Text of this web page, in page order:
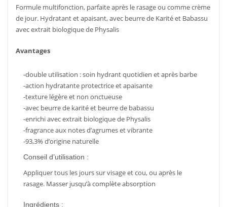
Formule multifonction, parfaite après le rasage ou comme crème
de jour. Hydratant et apaisant, avec beurre de Karité et Babassu
avec extrait biologique de Physalis
Avantages
-double utilisation : soin hydrant quotidien et après barbe
-action hydratante protectrice et apaisante
-texture légère et non onctueuse
-avec beurre de karité et beurre de babassu
-enrichi avec extrait biologique de Physalis
-fragrance aux notes d’agrumes et vibrante
-93,3% d’origine naturelle
Conseil d’utilisation :
Appliquer tous les jours sur visage et cou, ou après le
rasage. Masser jusqu’à complète absorption
Ingrédients :